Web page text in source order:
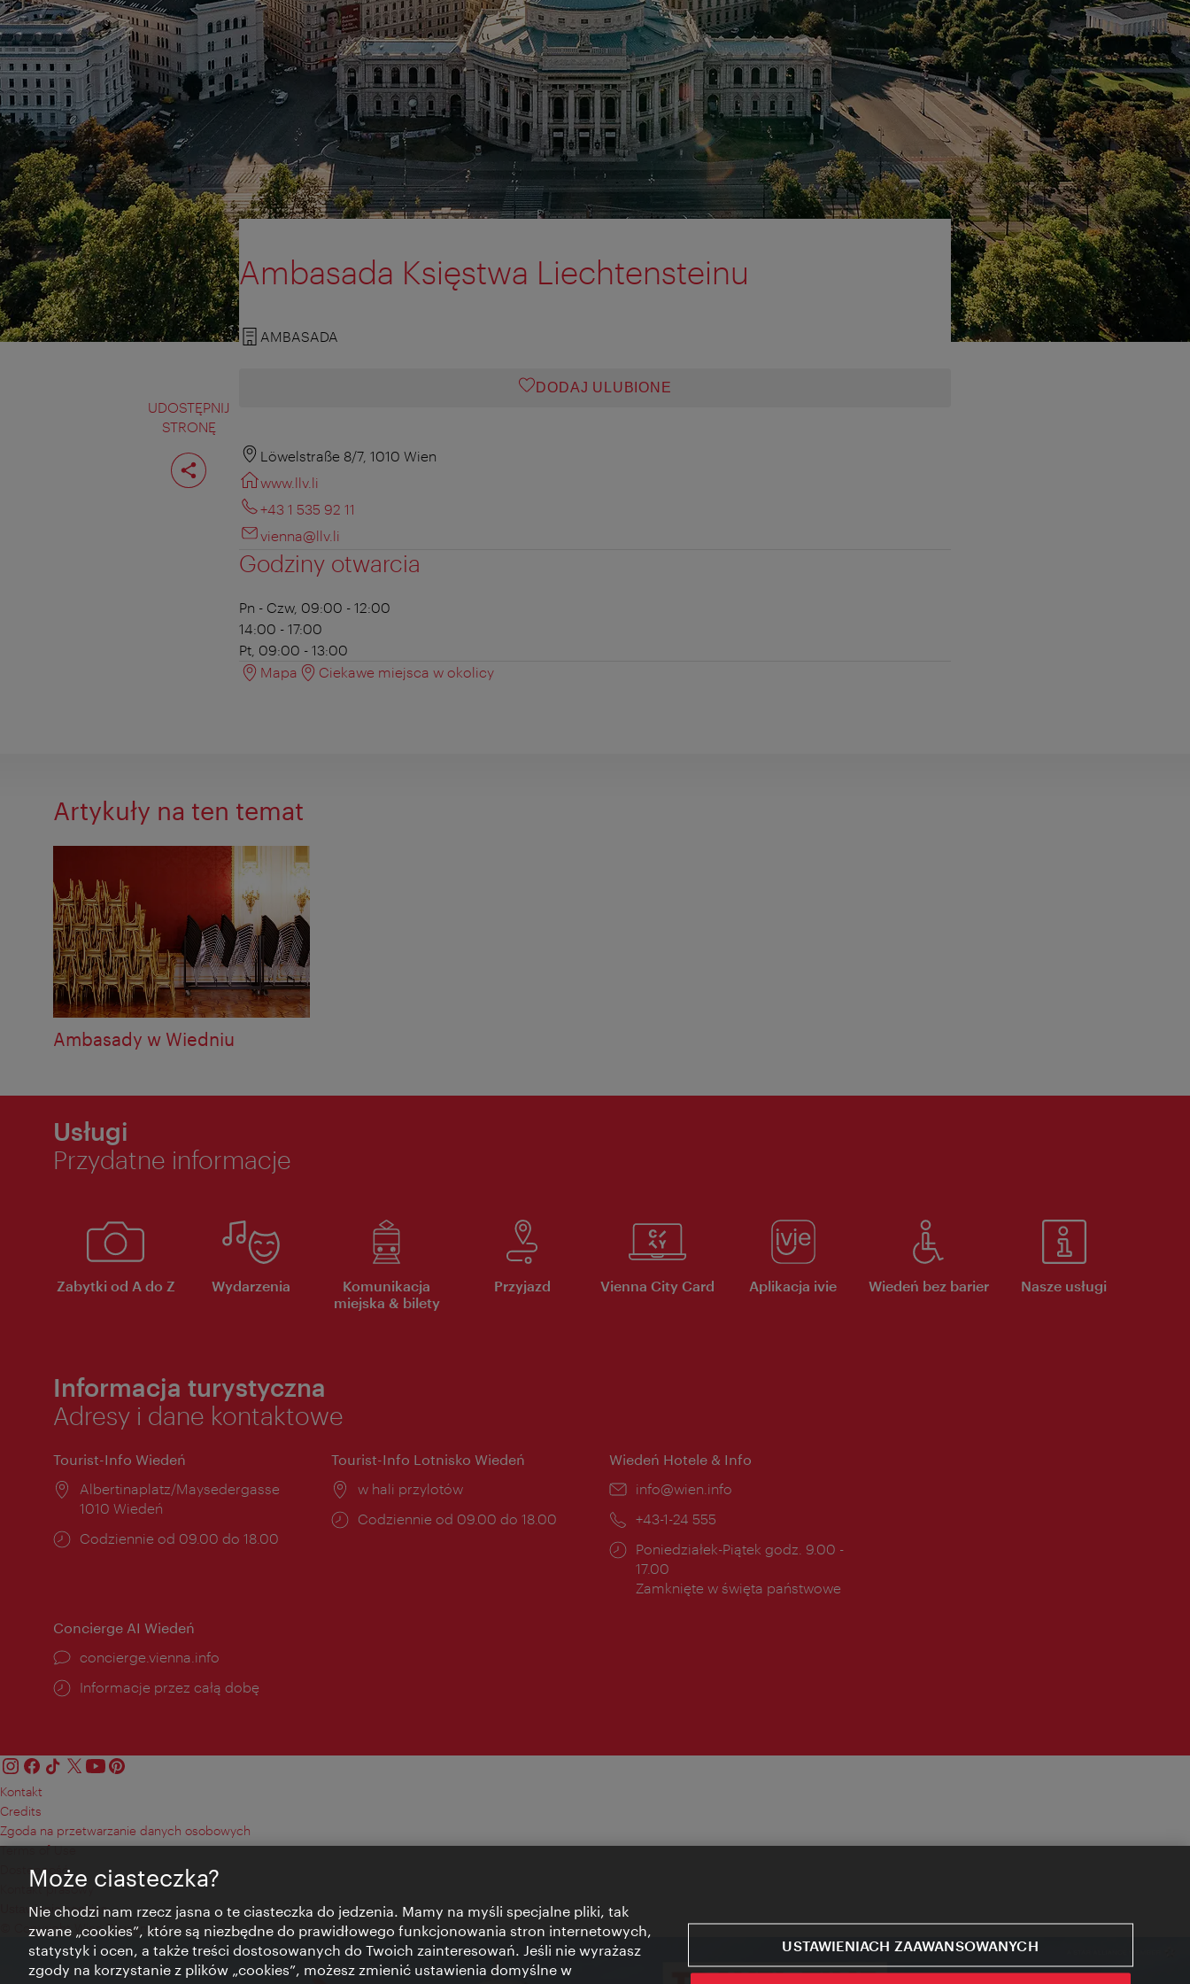
UDOSTĘPNIJ
STRONĘ
Podziel
stronę
Ambasada Księstwa Liechtensteinu
AMBASADA
DODAJ ULUBIONE
Löwelstraße 8/7, 1010 Wien
www.llv.li
+43 1 535 92 11
vienna@llv.li
Godziny otwarcia
Pn - Czw, 09:00 - 12:00
14:00 - 17:00
Pt, 09:00 - 13:00
Mapa
Ciekawe miejsca w okolicy
Artykuły na ten temat
Ambasady w Wiedniu
Usługi
Przydatne informacje
Zabytki od A do Z Wydarzenia
Komunikacja
miejska & bilety
Przyjazd Vienna City Card Aplikacja ivie Wiedeń bez barier Nasze usługi
Informacja turystyczna
Adresy i dane kontaktowe
Tourist-Info Wiedeń
Miejsce:
Albertinaplatz/Maysedergasse
1010 Wiedeń
Godziny
Codziennie od 09.00 do 18.00
Tourist-Info Lotnisko Wiedeń
Miejsce:
w hali przylotów
Godziny
Codziennie od 09.00 do 18.00
Wiedeń Hotele & Info
E-
info@wien.info
Telefon:
+43-1-24 555
Godziny
otwarcia:
Poniedziałek-Piątek godz. 9.00 -
17.00
Zamknięte w święta państwowe
Concierge AI Wiedeń
concierge.vienna.info
Informacje przez całą dobę
Kontakt
Credits
Zgoda na przetwarzanie danych osobowych
Terms of Use
Dostępność
Kontakt prasowy
Ustawienia cookies
© Copyright Wien Tourismus
Może ciasteczka?
Nie chodzi nam rzecz jasna o te ciasteczka do jedzenia. Mamy na myśli specjalne pliki, tak
zwane „cookies”, które są niezbędne do prawidłowego funkcjonowania stron internetowych,
statystyk i ocen, a także treści dostosowanych do Twoich zainteresowań. Jeśli nie wyrażasz
zgody na korzystanie z plików „cookies”, możesz zmienić ustawienia domyślne w
USTAWIENIACH ZAAWANSOWANYCH